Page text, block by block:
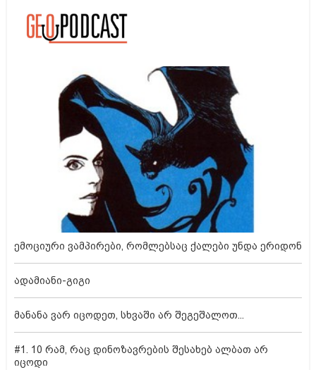
ემოციური ვამპირები, რომლებსაც ქალები უნდა ერიდონ
ადამიანი-გიგი
მანანა ვარ იცოდეთ, სხვაში არ შეგეშალოთ...
#1. 10 რამ, რაც დინოზავრების შესახებ ალბათ არ
იცოდი